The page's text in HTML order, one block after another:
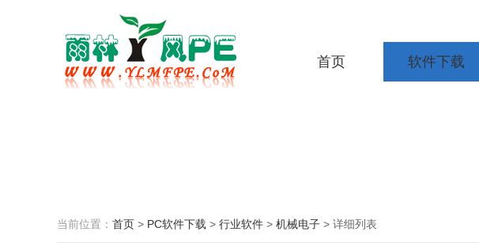
首页 软件下载
当前位置： 首页 > PC软件下载 > 行业软件 > 机械电子 > 详细列表